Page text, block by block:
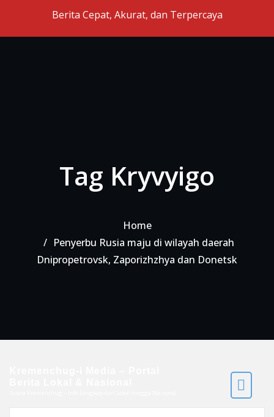
Skip to the contentBerita Cepat, Akurat, dan Terpercaya
Tag Kryvyigo
Home
Penyerbu Rusia maju di wilayah daerah
Dnipropetrovsk, Zaporizhzhya dan Donetsk